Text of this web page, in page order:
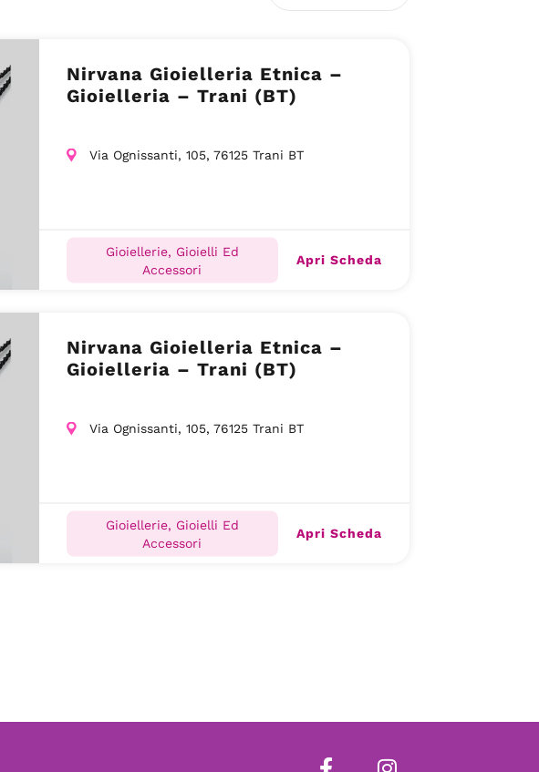
Nirvana Gioielleria Etnica –
Gioielleria – Trani (BT)
Via Ognissanti, 105, 76125 Trani BT
Gioiellerie, Gioielli Ed
Accessori
Apri Scheda
Nirvana Gioielleria Etnica –
Gioielleria – Trani (BT)
Via Ognissanti, 105, 76125 Trani BT
Gioiellerie, Gioielli Ed
Accessori
Apri Scheda